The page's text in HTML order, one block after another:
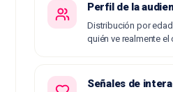
Perfil de la
Distribución por
quién ve realmente
Señales de